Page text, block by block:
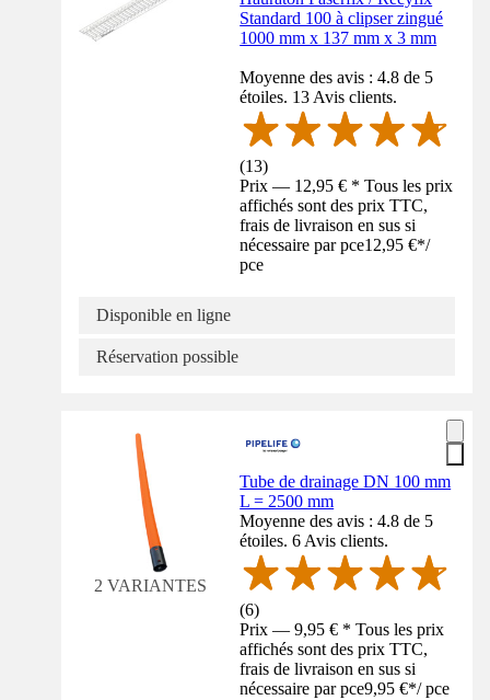
Standard 100 à clipser zingué
1000 mm x 137 mm x 3 mm
Moyenne des avis : 4.8 de 5
étoiles. 13 Avis clients.
(13)
Prix — 12,95 € * Tous les prix
affichés sont des prix TTC,
frais de livraison en sus si
nécessaire par pce12,95 €*/
pce
Disponible en ligne
Réservation possible
2 VARIANTES
Tube de drainage DN 100 mm
L = 2500 mm
Moyenne des avis : 4.8 de 5
étoiles. 6 Avis clients.
(6)
Prix — 9,95 € * Tous les prix
affichés sont des prix TTC,
frais de livraison en sus si
nécessaire par pce9,95 €*/ pce